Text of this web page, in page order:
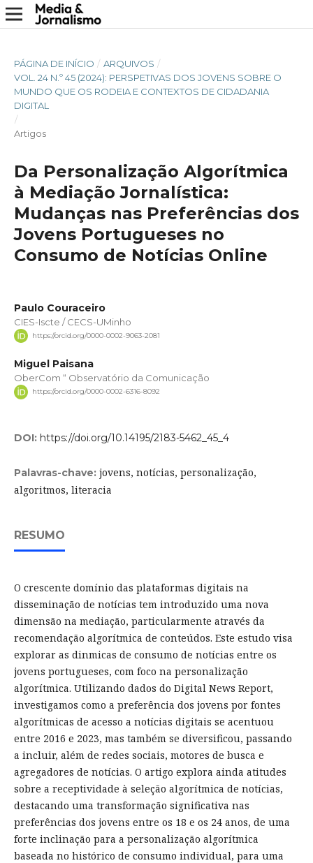
PÁGINA DE INÍCIO / ARQUIVOS /
VOL. 24 N.º 45 (2024): PERSPETIVAS DOS JOVENS SOBRE O
MUNDO QUE OS RODEIA E CONTEXTOS DE CIDADANIA
DIGITAL
/
Artigos
Da Personalização Algorítmica
à Mediação Jornalística:
Mudanças nas Preferências dos
Jovens Portugueses no
Consumo de Notícias Online
Paulo Couraceiro
CIES-Iscte / CECS-UMinho
https://orcid.org/0000-0002-9063-2081
Miguel Paisana
OberCom “ Observatório da Comunicação
https://orcid.org/0000-0002-6316-8092
DOI: https://doi.org/10.14195/2183-5462_45_4
Palavras-chave: jovens, notícias, personalização,
algoritmos, literacia
RESUMO
O crescente domínio das plataformas digitais na
disseminação de notícias tem introduzido uma nova
dimensão na mediação, particularmente através da
recomendação algorítmica de conteúdos. Este estudo visa
explorar as dinmicas de consumo de notícias entre os
jovens portugueses, com foco na personalização
algorítmica. Utilizando dados do Digital News Report,
investigamos como a preferência dos jovens por fontes
algorítmicas de acesso a notícias digitais se acentuou
entre 2016 e 2023, mas também se diversificou, passando
a incluir, além de redes sociais, motores de busca e
agregadores de notícias. O artigo explora ainda atitudes
sobre a receptividade à seleção algorítmica de notícias,
destacando uma transformação significativa nas
preferências dos jovens entre os 18 e os 24 anos, de uma
forte inclinação para a personalização algorítmica
baseada no histórico de consumo individual, para uma